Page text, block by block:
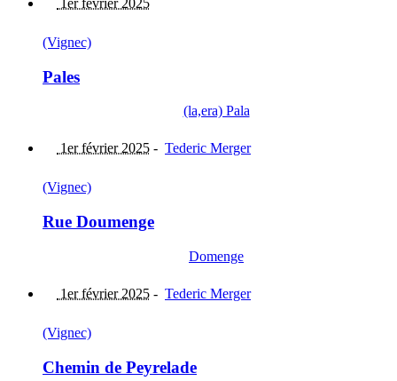
1er février 2025
(Vignec)
Pales
(la,era) Pala
1er février 2025 - Tederic Merger
(Vignec)
Rue Doumenge
Domenge
1er février 2025 - Tederic Merger
(Vignec)
Chemin de Peyrelade